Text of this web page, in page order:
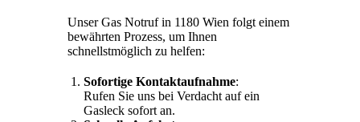
Unser Gas Notruf in 1180 Wien folgt einem
bewährten Prozess, um Ihnen
schnellstmöglich zu helfen:
Sofortige Kontaktaufnahme:
Rufen Sie uns bei Verdacht auf ein
Gasleck sofort an.